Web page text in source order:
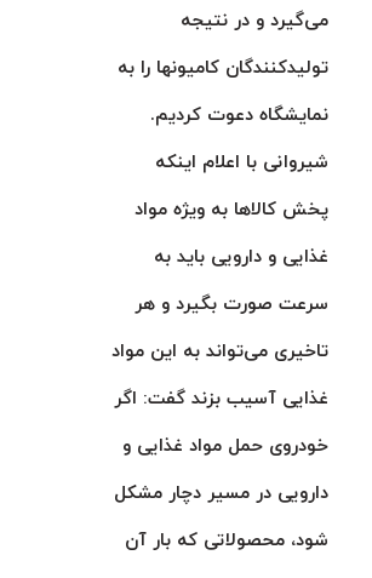
می‌گیرد و در نتیجه
تولیدکنندگان کامیونها را به
نمایشگاه دعوت کردیم.
شیروانی با اعلام اینکه
پخش کالاها به ویژه مواد
غذایی و دارویی باید به
سرعت صورت بگیرد و هر
تاخیری می‌تواند به این مواد
غذایی آسیب بزند گفت: اگر
خودروی حمل مواد غذایی و
دارویی در مسیر دچار مشکل
شود، محصولاتی که بار آن